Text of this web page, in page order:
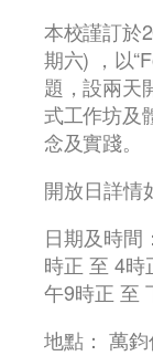
本校謹訂於
期六) ，以
題，設兩天
式工作坊及
念及實踐。
開放日詳情
日期及時間
時正 至 4時
午9時正 至
地點： 萬